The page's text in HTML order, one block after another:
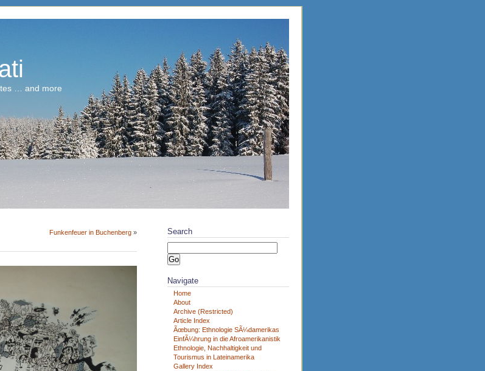
… and more
Search
Navigate
Home
About
Archive (Restricted)
Article Index
Ãœbung: Ethnologie SÃ¼damerikas
EinfÃ¼hrung in die Afroamerikanistik
Ethnologie, Nachhaltigkeit und
Tourismus in Lateinamerika
Gallery Index
Funkenfeuer in Buchenberg »